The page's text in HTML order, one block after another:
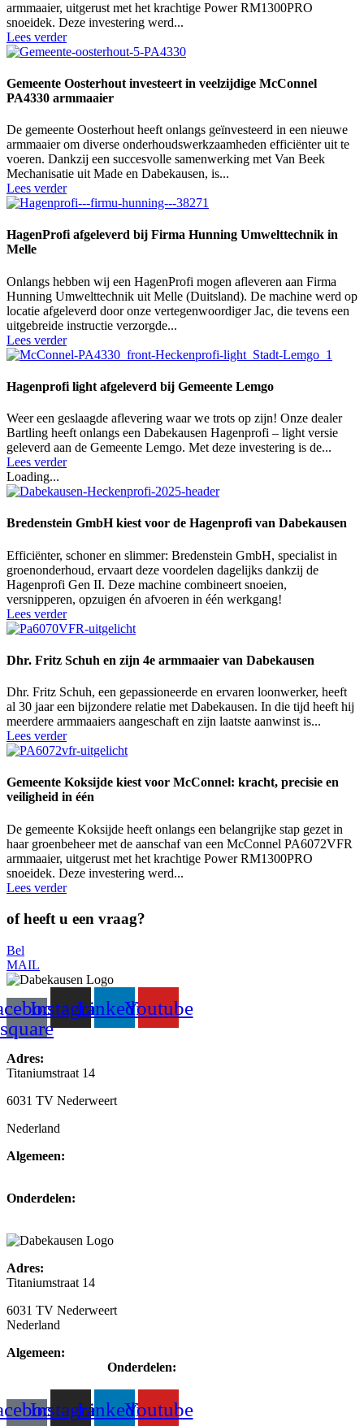
armmaaier, uitgerust met het krachtige Power RM1300PRO
snoeidek. Deze investering werd...
Lees verder
Gemeente Oosterhout investeert in veelzijdige McConnel
PA4330 armmaaier
De gemeente Oosterhout heeft onlangs geïnvesteerd in een nieuwe
armmaaier om diverse onderhoudswerkzaamheden efficiënter uit te
voeren. Dankzij een succesvolle samenwerking met Van Beek
Mechanisatie uit Made en Dabekausen, is...
Lees verder
HagenProfi afgeleverd bij Firma Hunning Umwelttechnik in
Melle
Onlangs hebben wij een HagenProfi mogen afleveren aan Firma
Hunning Umwelttechnik uit Melle (Duitsland). De machine werd op
locatie afgeleverd door onze vertegenwoordiger Jac, die tevens een
uitgebreide instructie verzorgde...
Lees verder
Hagenprofi light afgeleverd bij Gemeente Lemgo
Weer een geslaagde aflevering waar we trots op zijn! Onze dealer
Bartling heeft onlangs een Dabekausen Hagenprofi – light versie
geleverd aan de Gemeente Lemgo. Met deze investering is de...
Lees verder
Loading...
Bredenstein GmbH kiest voor de Hagenprofi van Dabekausen
Efficiënter, schoner en slimmer: Bredenstein GmbH, specialist in
groenonderhoud, ervaart deze voordelen dagelijks dankzij de
Hagenprofi Gen II. Deze machine combineert snoeien,
versnipperen, opzuigen én afvoeren in één werkgang!
Lees verder
Dhr. Fritz Schuh en zijn 4e armmaaier van Dabekausen
Dhr. Fritz Schuh, een gepassioneerde en ervaren loonwerker, heeft
al 30 jaar een bijzondere relatie met Dabekausen. In die tijd heeft hij
meerdere armmaaiers aangeschaft en zijn laatste aanwinst is...
Lees verder
Gemeente Koksijde kiest voor McConnel: kracht, precisie en
veiligheid in één
De gemeente Koksijde heeft onlangs een belangrijke stap gezet in
haar groenbeheer met de aanschaf van een McConnel PA6072VFR
armmaaier, uitgerust met het krachtige Power RM1300PRO
snoeidek. Deze investering werd...
Lees verder
of heeft u een vraag?
Bel
MAIL
square
InstagramLinkedinYoutube
Adres:
Titaniumstraat 14
6031 TV Nederweert
Nederland
Algemeen:
Onderdelen:
Adres:
Titaniumstraat 14
6031 TV Nederweert
Nederland
Algemeen:
Onderdelen:
InstagramLinkedinYoutube